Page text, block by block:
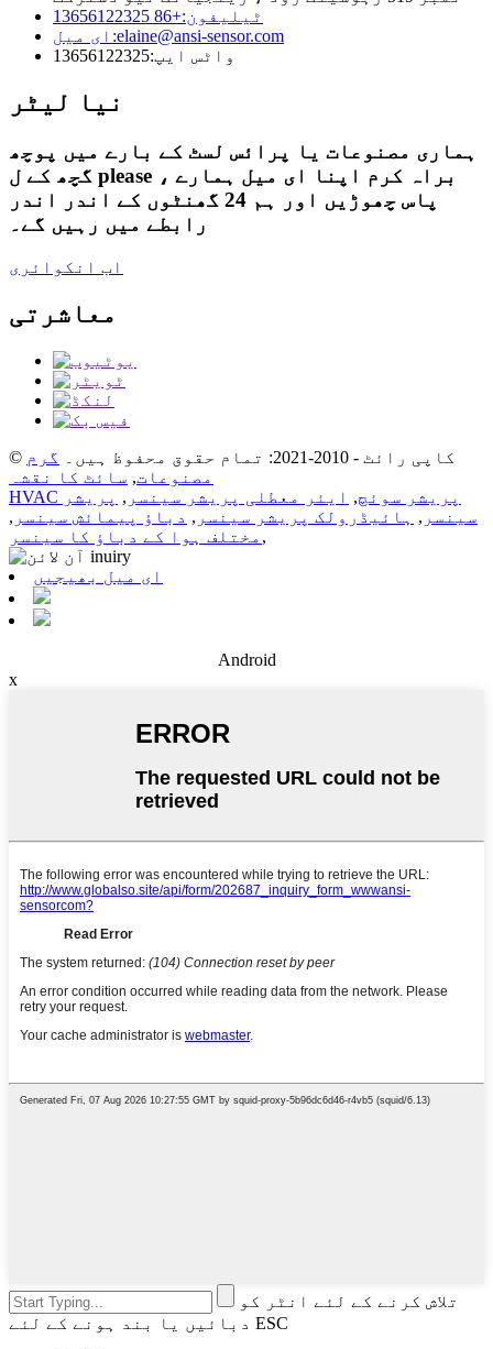
ٹیلیفون:+86 13656122325
ای میل:elaine@ansi-sensor.com
واٹس ایپ:13656122325
نیا لیٹر
ہماری مصنوعات یا پرائس لسٹ کے بارے میں پوچھ
گچھ کے ل please ، براہ کرم اپنا ای میل ہمارے
پاس چھوڑیں اور ہم 24 گھنٹوں کے اندر اندر
رابطے میں رہیں گے۔
اب انکوائری
معاشرتی
© کاپی رائٹ - 2010-2021: تمام حقوق محفوظ ہیں۔
گرم
مصنوعات, سائٹ کا نقشہ
HVAC پریشر سوئچ, ایئر معطلی پریشر سینسر , پریشر
سینسر , ہائیڈرولک پریشر سینسر , دباؤ پیمائش سینسر ,
مختلف ہوا کے دباؤ کا سینسر ,
ای میل بھیجیں
Android
x
تلاش کرنے کے لئے انٹر کو
دبائیں یا بند ہونے کے لئے ESC